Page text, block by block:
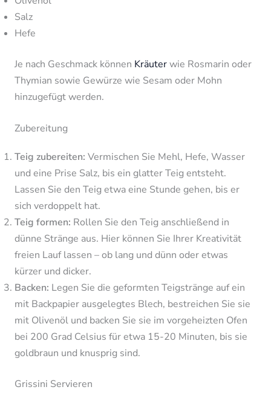
Salz
Hefe
Je nach Geschmack können Kräuterwie Rosmarin oder
Thymian sowie Gewürze wie Sesam oder Mohn
hinzugefügt werden.
Zubereitung
Teig zubereiten: Vermischen Sie Mehl, Hefe, Wasser
und eine Prise Salz, bis ein glatter Teig entsteht.
Lassen Sie den Teig etwa eine Stunde gehen, bis er
sich verdoppelt hat.
Teig formen: Rollen Sie den Teig anschließend in
dünne Stränge aus. Hier können Sie Ihrer Kreativität
freien Lauf lassen – ob lang und dünn oder etwas
kürzer und dicker.
Backen: Legen Sie die geformten Teigstränge auf ein
mit Backpapier ausgelegtes Blech, bestreichen Sie sie
mit Olivenöl und backen Sie sie im vorgeheizten Ofen
bei 200 Grad Celsius für etwa 15-20 Minuten, bis sie
goldbraun und knusprig sind.
Grissini Servieren